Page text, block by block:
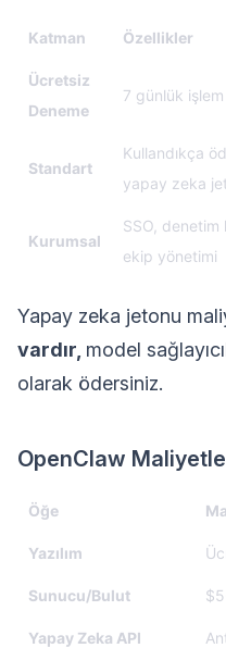
Katman Özellikler
Ücretsiz
Deneme
7 günlük
Standart
Kullandıkça
yapay zeka
Kurumsal
SSO, denetim
ekip yönetimi
Yapay zeka jetonu
vardır, model
olarak ödersiniz.
OpenClaw
Öğe
Yazılım
Sunucu/Bulut
Yapay Zeka API